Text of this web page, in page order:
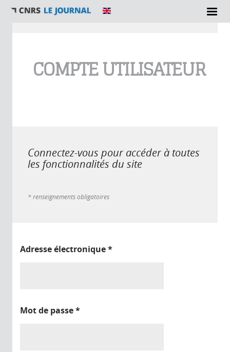
COMPTE UTILISATEUR
Connectez-vous pour accéder à toutes
les fonctionnalités du site
* renseignements obligatoires
Adresse électronique*
Mot de passe*